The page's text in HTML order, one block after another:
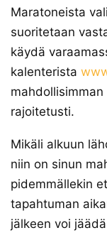
Maratoneista
suoritetaan
käydä
kalenterista
rajoitetusti.
Mikäli alkuun
niin on sinun
pidemmällekin
tapahtuman
jälkeen voi